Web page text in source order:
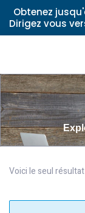
Obtenez
Dirigez vous
Voici le seul résultat